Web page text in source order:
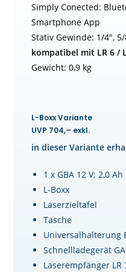
Simply Conected:
Smartphone App
Stativ Gewinde: 1/4″, 5/
kompatibel mit LR 6 /
Gewicht: 0,9 kg
L-Boxx Variante
UVP 704,– exkl.
in dieser Variante
1 x GBA 12 V; 2,0 Ah
L-Boxx
Laserzieltafel
Tasche
Universalhalterung
Schnellladegerät
Laserempfänger LR